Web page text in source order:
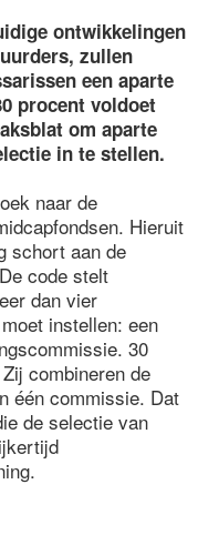
ontwikkelingen
zullen
een aparte
procent voldoet
om aparte
in te stellen.
naar de
Hieruit
schort aan de
code stelt
dan vier
instellen: een
30
combineren de
één commissie. Dat
de selectie van